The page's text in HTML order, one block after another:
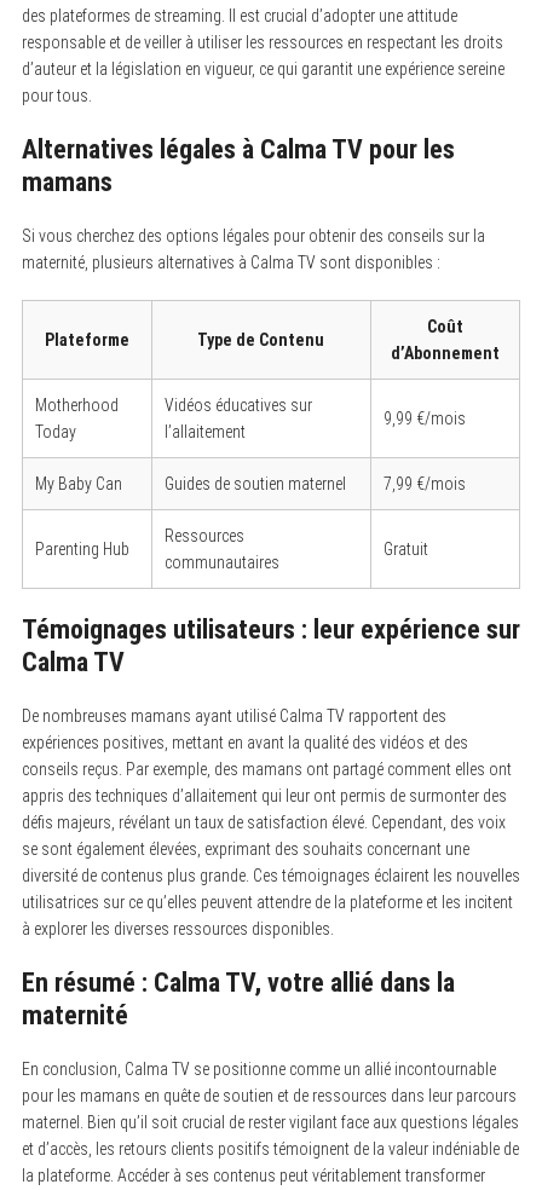
des plateformes de streaming. Il est crucial d’adopter une attitude
responsable et de veiller à utiliser les ressources en respectant les droits
d’auteur et la législation en vigueur, ce qui garantit une expérience sereine
pour tous.
Alternatives légales à Calma TV pour les
mamans
Si vous cherchez des options légales pour obtenir des conseils sur la
maternité, plusieurs alternatives à Calma TV sont disponibles :
Plateforme Type de Contenu
Coût
d’Abonnement
Motherhood
Today
Vidéos éducatives sur
l’allaitement
9,99 €/mois
My Baby Can Guides de soutien maternel 7,99 €/mois
Parenting Hub
Ressources
communautaires
Gratuit
Témoignages utilisateurs : leur expérience sur
Calma TV
De nombreuses mamans ayant utilisé Calma TV rapportent des
expériences positives, mettant en avant la qualité des vidéos et des
conseils reçus. Par exemple, des mamans ont partagé comment elles ont
appris des techniques d’allaitement qui leur ont permis de surmonter des
défis majeurs, révélant un taux de satisfaction élevé. Cependant, des voix
se sont également élevées, exprimant des souhaits concernant une
diversité de contenus plus grande. Ces témoignages éclairent les nouvelles
utilisatrices sur ce qu’elles peuvent attendre de la plateforme et les incitent
à explorer les diverses ressources disponibles.
En résumé : Calma TV, votre allié dans la
maternité
En conclusion, Calma TV se positionne comme un allié incontournable
pour les mamans en quête de soutien et de ressources dans leur parcours
maternel. Bien qu’il soit crucial de rester vigilant face aux questions légales
et d’accès, les retours clients positifs témoignent de la valeur indéniable de
la plateforme. Accéder à ses contenus peut véritablement transformer